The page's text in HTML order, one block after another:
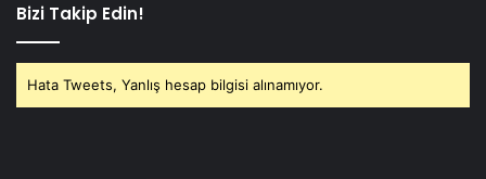
Bizi Takip Edin!
Hata Tweets, Yanlış hesap bilgisi alınamıyor.